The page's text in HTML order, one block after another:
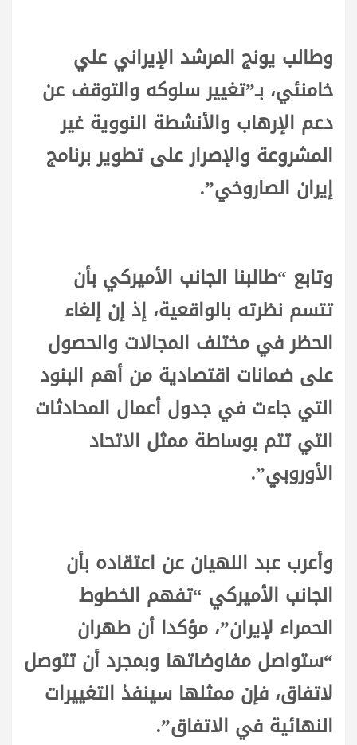
وطالب يونج المرشد الإيراني علي
خامنئي، بـ”تغيير سلوكه والتوقف عن
دعم الإرهاب والأنشطة النووية غير
المشروعة والإصرار على تطوير برنامج
إيران الصاروخي”.
وتابع “طالبنا الجانب الأميركي بأن
تتسم نظرته بالواقعية، إذ إن إلغاء
الحظر في مختلف المجالات والحصول
على ضمانات اقتصادية من أهم البنود
التي جاءت في جدول أعمال المحادثات
التي تتم بوساطة ممثل الاتحاد
الأوروبي”.
وأعرب عبد اللهيان عن اعتقاده بأن
الجانب الأميركي “تفهم الخطوط
الحمراء لإيران”، مؤكدا أن طهران
“ستواصل مفاوضاتها وبمجرد أن تتوصل
لاتفاق، فإن ممثلها سينفذ التغييرات
النهائية في الاتفاق”.